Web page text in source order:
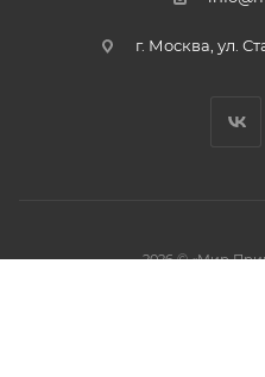
г. Москва, ул.
2026 © «Мир